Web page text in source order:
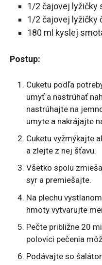
1/2 čajovej lyžičky
1/2 čajovej lyžičky
180 ml kyslej
Postup:
Cuketu podľa
umyť a nastrúhať
nastrúhajte na
umyte a nakrájajte
Cuketu vyžmýkajte
a zlejte z nej šťavu.
Všetko spolu
syr a premiešajte.
Na plechu
hmoty vytvarujte
Pečte približne 20
polovici pečenia
Podávajte so